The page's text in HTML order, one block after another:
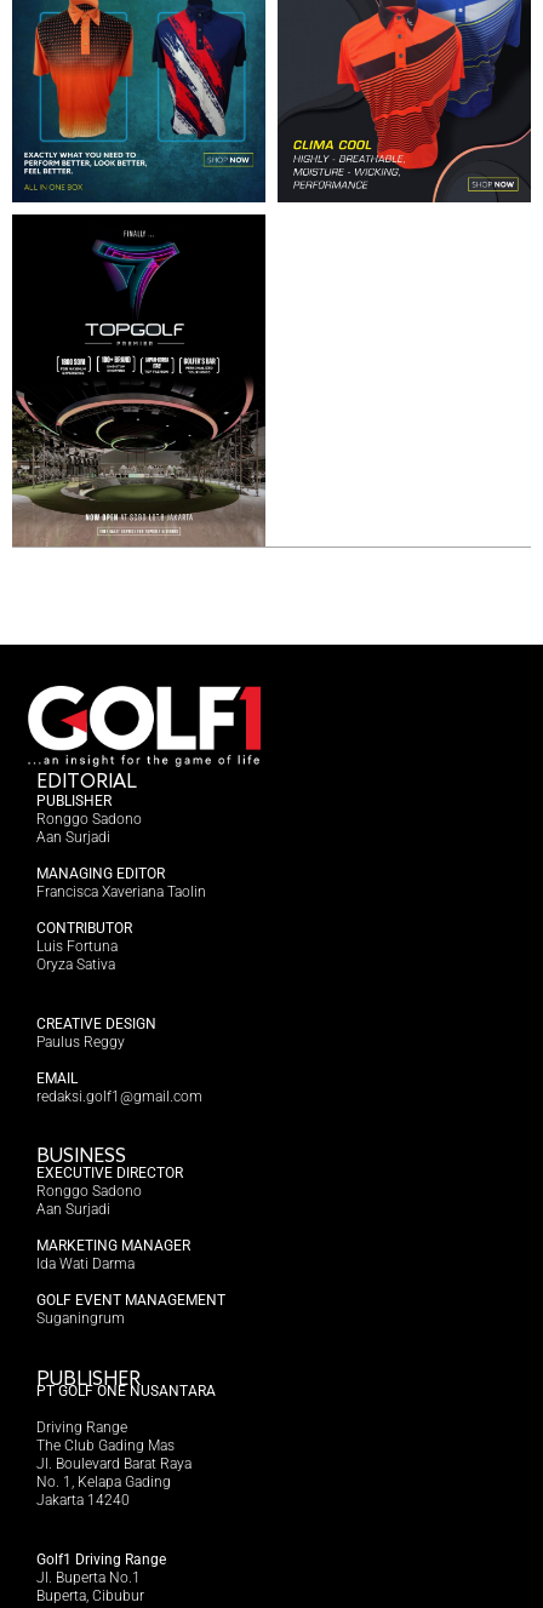
EDITORIAL
PUBLISHER
Ronggo Sadono
Aan Surjadi
MANAGING EDITOR
Francisca Xaveriana Taolin
CONTRIBUTOR
Luis Fortuna
Oryza Sativa
CREATIVE DESIGN
Paulus Reggy
EMAIL
redaksi.golf1@gmail.com
BUSINESS
EXECUTIVE DIRECTOR
Ronggo Sadono
Aan Surjadi
MARKETING MANAGER
Ida Wati Darma
GOLF EVENT MANAGEMENT
Suganingrum
PUBLISHER
PT GOLF ONE NUSANTARA
Driving Range
The Club Gading Mas
Jl. Boulevard Barat Raya
No. 1, Kelapa Gading
Jakarta 14240
Golf1 Driving Range
Jl. Buperta No.1
Buperta, Cibubur